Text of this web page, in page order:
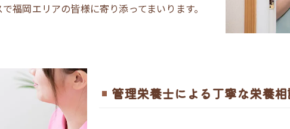
福岡エリアの皆様に寄り添ってまいります。
管理栄養士による丁寧な栄養